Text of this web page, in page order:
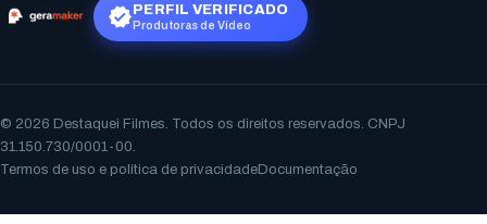
PERFIL VERIFICADO
Produtoras de Vídeo
© 2026 Destaquei Filmes. Todos os direitos reservados. CNPJ
31.150.730/0001-00.
Termos de uso e política de privacidadeDocumentação